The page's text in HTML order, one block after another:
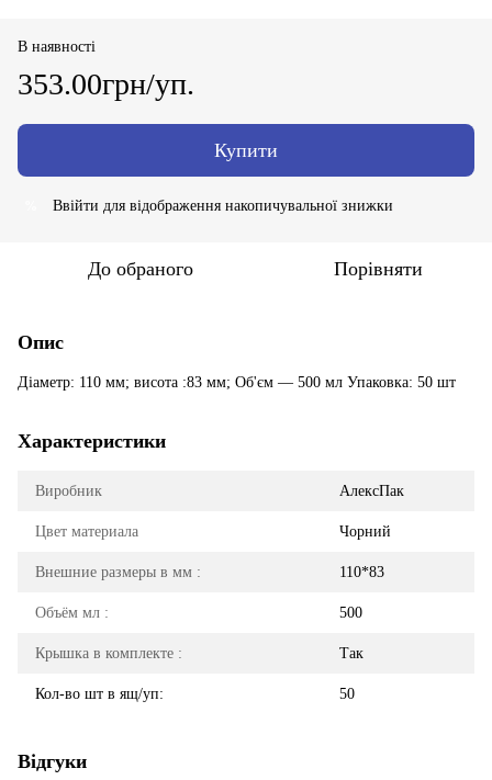
В наявності
353.00грн/уп.
Купити
Ввійти для відображення накопичувальної знижки
До обраного Порівняти
Опис
Діаметр: 110 мм; висота :83 мм; Об'єм — 500 мл Упаковка: 50 шт
Характеристики
Виробник АлексПак
Цвет материала Чорний
Внешние размеры в мм : 110*83
Объём мл : 500
Крышка в комплекте : Так
Кол-во шт в ящ/уп: 50
Відгуки